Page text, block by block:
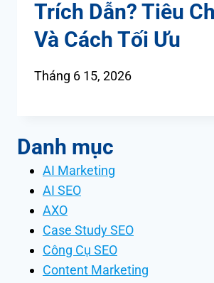
Trích Dẫn? Tiêu
Và Cách Tối Ưu
Tháng 6 15, 2026
Danh mục
AI Marketing
AI SEO
AXO
Case Study SEO
Công Cụ SEO
Content Marketing